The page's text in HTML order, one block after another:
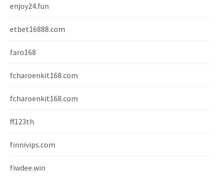
enjoy24.fun
etbet16888.com
faro168
fcharoenkit168.com
fcharoenkit168.com
ff123th
finnivips.com
fiwdee.win